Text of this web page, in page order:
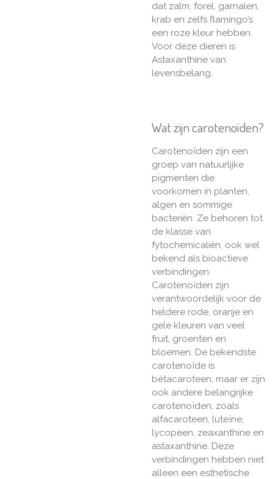
dat zalm, forel, garnalen,
krab en zelfs flamingo’s
een roze kleur hebben.
Voor deze dieren is
Astaxanthine van
levensbelang.
Wat zijn carotenoïden?
Carotenoïden zijn een
groep van natuurlijke
pigmenten die
voorkomen in planten,
algen en sommige
bacteriën. Ze behoren tot
de klasse van
fytochemicaliën, ook wel
bekend als bioactieve
verbindingen.
Carotenoïden zijn
verantwoordelijk voor de
heldere rode, oranje en
gele kleuren van veel
fruit, groenten en
bloemen. De bekendste
carotenoïde is
bètacaroteen, maar er zijn
ook andere belangrijke
carotenoïden, zoals
alfacaroteen, luteïne,
lycopeen, zeaxanthine en
astaxanthine. Deze
verbindingen hebben niet
alleen een esthetische